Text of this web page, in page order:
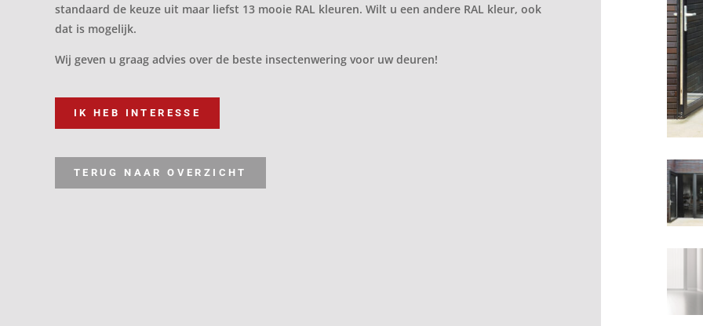
standaard de keuze uit maar liefst 13 mooie RAL kleuren. Wilt u een andere RAL kleur, ook
dat is mogelijk.
Wij geven u graag advies over de beste insectenwering voor uw deuren!
IK HEB INTERESSE
TERUG NAAR OVERZICHT